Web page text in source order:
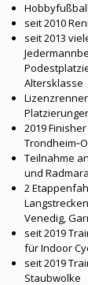
seit 2010
seit 2013
Altersklasse
2019
Teilnahme
und
2
Venedig,
seit 2019
für Indoor
seit 2019
Staubwolke